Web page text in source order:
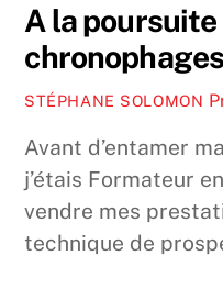
A la
chronophages
STÉPHANE SOLOMON
Avant d’entamer
j’étais Formateur
vendre mes
technique de